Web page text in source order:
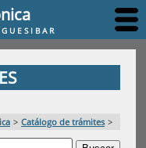
> Catálogo de trámites >